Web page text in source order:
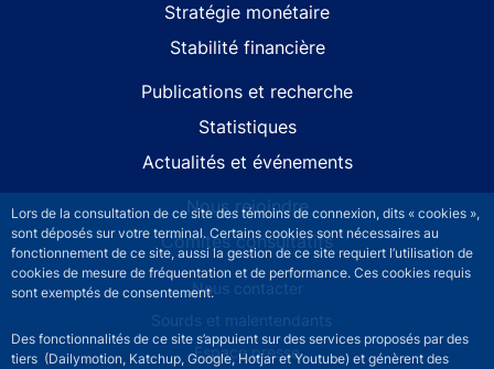
Lors de la consultation de ce site des témoins de connexion, dits « cookies »,
sont déposés sur votre terminal. Certains cookies sont nécessaires au
fonctionnement de ce site, aussi la gestion de ce site requiert l’utilisation de
cookies de mesure de fréquentation et de performance. Ces cookies requis
sont exemptés de consentement.
Des fonctionnalités de ce site s’appuient sur des services proposés par des
tiers (Dailymotion, Katchup, Google, Hotjar et Youtube) et génèrent des
Stratégie monétaire
Stabilité financière
Publications et recherche
Statistiques
Actualités et événements
Nous rejoindre
Comités consultatifs
Footer secondary menuNous contacter
Sourds et malentendants
Espace presse